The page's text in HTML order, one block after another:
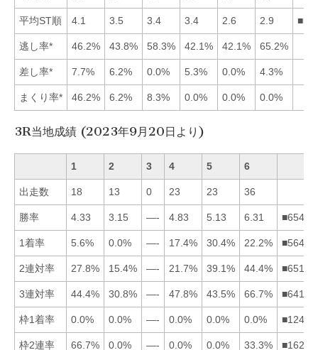
平均ST順 4.1 3.5 3.4 3.4 2.6 2.9
逃し率* 46.2% 43.8% 58.3% 42.1% 42.1% 65.2%
差し率* 7.7% 6.2% 0.0% 5.3% 0.0% 4.3%
まくり率* 46.2% 6.2% 8.3% 0.0% 0.0% 0.0%
3R当地成績 (2023年9月20日より)
1 2 3 4 5 6
出走数 18 13 0 23 23 36
勝率 4.33 3.15 —- 4.83 5.13 6.31
1着率 5.6% 0.0% —- 17.4% 30.4% 22.2%
2連対率 27.8% 15.4% —- 21.7% 39.1% 44.4%
3連対率 44.4% 30.8% —- 47.8% 43.5% 66.7%
枠1着率 0.0% 0.0% —- 0.0% 0.0% 0.0%
枠2連率 66.7% 0.0% —- 0.0% 0.0% 33.3%